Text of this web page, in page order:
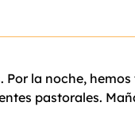
la noche,
pastorales.